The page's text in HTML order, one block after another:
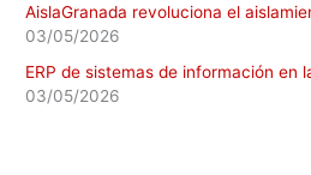
AislaGranada revoluciona el
03/05/2026
ERP de sistemas de información en
03/05/2026